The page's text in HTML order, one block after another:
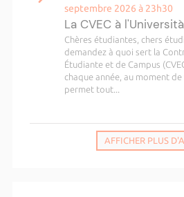
septembre 2026 à 23h30
La CVEC à l'Università
Chères étudiantes, chers
demandez à quoi sert la
Étudiante et de Campus
chaque année, au moment
permet tout...
AFFICHER PLUS